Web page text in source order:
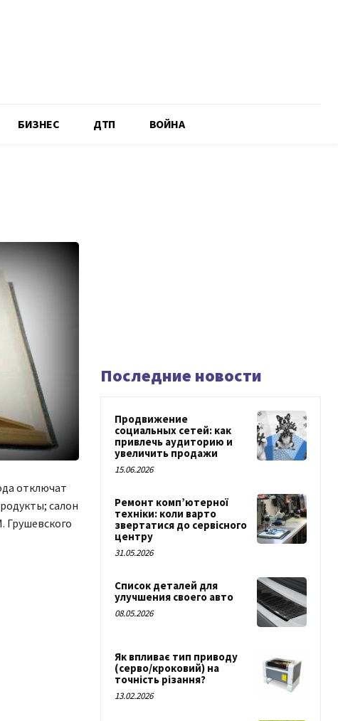
БИЗНЕС ДТП ВОЙНА
отключат
салон
Грушевского
Последние новости
Продвижение
социальных сетей: как
привлечь аудиторию и
увеличить продажи
15.06.2026
Ремонт комп’ютерної
техніки: коли варто
звертатися до сервісного
центру
31.05.2026
Список деталей для
улучшения своего авто
08.05.2026
Як впливає тип приводу
(серво/кроковий) на
точність різання?
13.02.2026